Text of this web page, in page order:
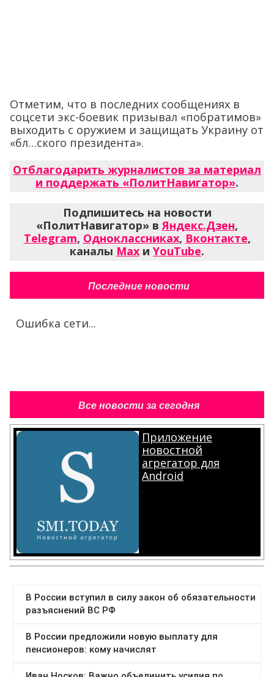
Отметим, что в последних сообщениях в
соцсети экс-боевик призывал «побратимов»
выходить с оружием и защищать Украину от
«бл…ского президента».
Отблагодарить журналистов за материал
и поддержать «ПолитНавигатор».
Подпишитесь на новости
«ПолитНавигатор» вЯндекс.Дзен,
Telegram, Одноклассниках, Вконтакте,
каналы Max и YouTube.
Последние новости
Ошибка сети...
Все новости за сегодня
Приложение
новостной
агрегатор для
Android
.